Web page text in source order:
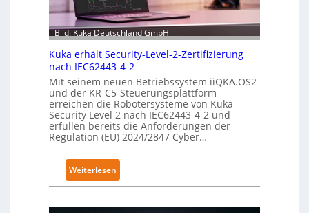
Bild: Kuka Deutschland GmbH
Kuka erhält Security-Level-2-Zertifizierung
nach IEC62443-4-2
Mit seinem neuen Betriebssystem iiQKA.OS2
und der KR-C5-Steuerungsplattform
erreichen die Robotersysteme von Kuka
Security Level 2 nach IEC62443-4-2 und
erfüllen bereits die Anforderungen der
Regulation (EU) 2024/2847 Cyber…
Weiterlesen:
K